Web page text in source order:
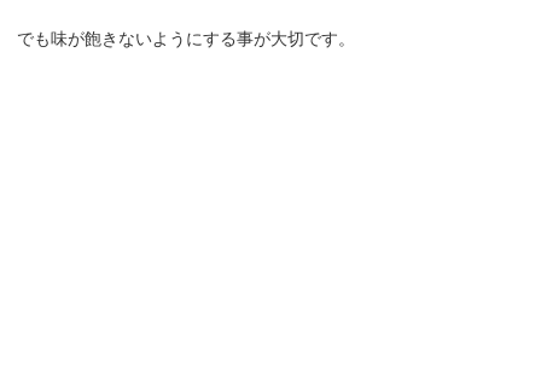
でも味が飽きないようにする事が大切です。